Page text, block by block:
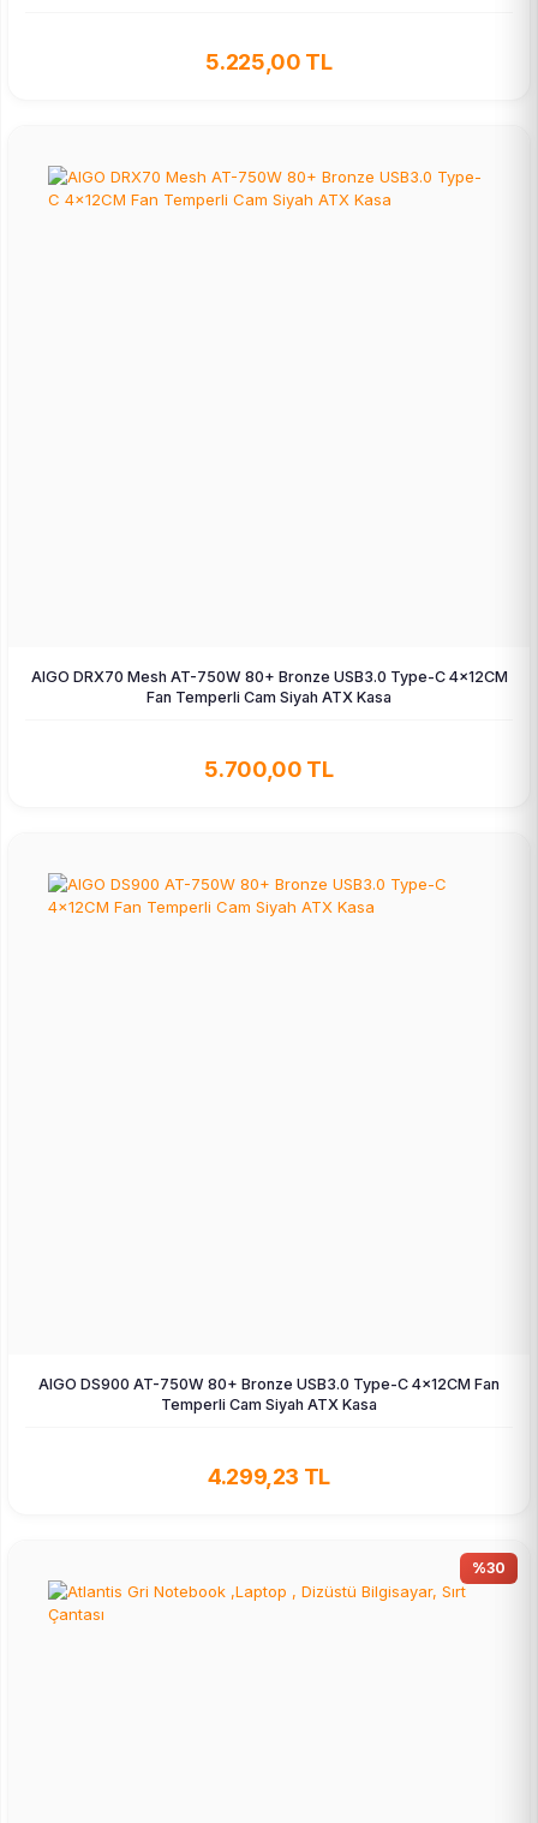
5.225,00 TL
AIGO DRX70 Mesh AT-750W 80+ Bronze USB3.0 Type-C 4×12CM
Fan Temperli Cam Siyah ATX Kasa
5.700,00 TL
AIGO DS900 AT-750W 80+ Bronze USB3.0 Type-C 4×12CM Fan
Temperli Cam Siyah ATX Kasa
4.299,23 TL
%30